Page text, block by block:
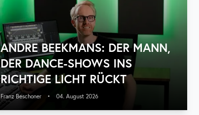
ANDRE BEEKMANS: DER MANN,
DER DANCE-SHOWS INS
RICHTIGE LICHT RÜCKT
Franz Beschoner • 04. August 2026